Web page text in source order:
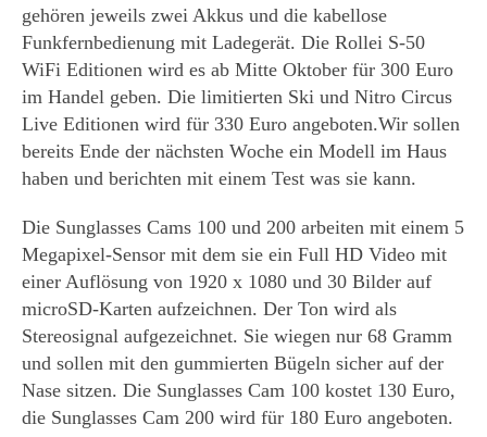
gehören jeweils zwei Akkus und die kabellose
Funkfernbedienung mit Ladegerät. Die Rollei S-50
WiFi Editionen wird es ab Mitte Oktober für 300 Euro
im Handel geben. Die limitierten Ski und Nitro Circus
Live Editionen wird für 330 Euro angeboten.Wir sollen
bereits Ende der nächsten Woche ein Modell im Haus
haben und berichten mit einem Test was sie kann.
Die Sunglasses Cams 100 und 200 arbeiten mit einem 5
Megapixel-Sensor mit dem sie ein Full HD Video mit
einer Auflösung von 1920 x 1080 und 30 Bilder auf
microSD-Karten aufzeichnen. Der Ton wird als
Stereosignal aufgezeichnet. Sie wiegen nur 68 Gramm
und sollen mit den gummierten Bügeln sicher auf der
Nase sitzen. Die Sunglasses Cam 100 kostet 130 Euro,
die Sunglasses Cam 200 wird für 180 Euro angeboten.